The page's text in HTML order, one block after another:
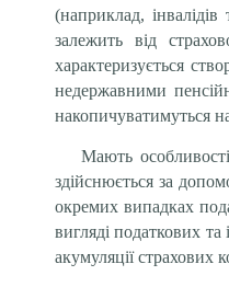
(наприклад,
залежить від
характеризується
недержавними
накопичуватимуться
Мають
здійснюється за
окремих випадках
вигляді податкових
акумуляції страхових